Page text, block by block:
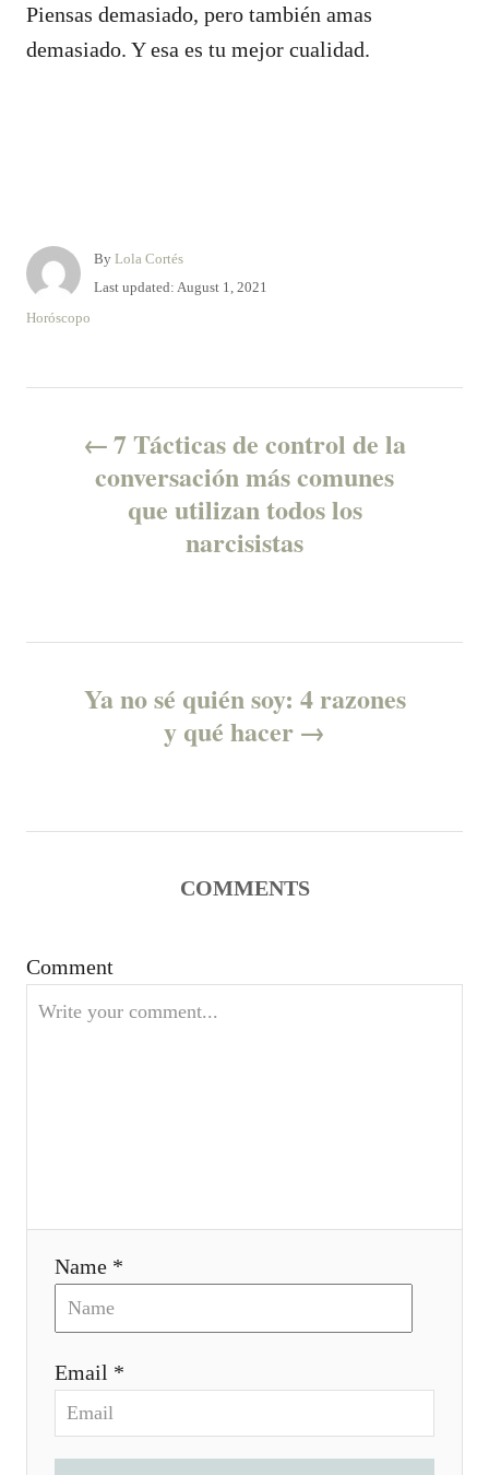
Piensas demasiado, pero también amas
demasiado. Y esa es tu mejor cualidad.
By A
u
Lola Cortés
P
n
Last updated: August 1, 2021
C
e
Horóscopo
g
i
7 Tácticas de control de la
conversación más comunes
que utilizan todos los
narcisistas
Ya no sé quién soy: 4 razones
y qué hacer
COMMENTS
Comment
Name *
Email *